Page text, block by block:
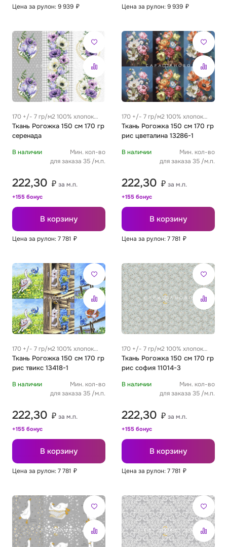
Цена за рулон: 9 939 ₽ Цена за рулон: 9 939 ₽
170 +/- 7 гр/м2 100% хлопок
0.31 м
Ткань Рогожка 150 см 170 гр
серенада
В наличии
Мин. кол-во
для заказа 35 /м.п.
222,30 ₽ за м.п.
+155 бонус
В корзину
Цена за рулон: 7 781 ₽
170 +/- 7 гр/м2 100% хлопок
0.31 м
Ткань Рогожка 150 см 170 гр
рис цветалина 13286-1
В наличии
Мин. кол-во
для заказа 35 /м.п.
222,30 ₽ за м.п.
+155 бонус
В корзину
Цена за рулон: 7 781 ₽
170 +/- 7 гр/м2 100% хлопок
0.31 м
Ткань Рогожка 150 см 170 гр
рис твикс 13418-1
В наличии
Мин. кол-во
для заказа 35 /м.п.
222,30 ₽ за м.п.
+155 бонус
В корзину
Цена за рулон: 7 781 ₽
170 +/- 7 гр/м2 100% хлопок
0.31 м
Ткань Рогожка 150 см 170 гр
рис софия 11014-3
В наличии
Мин. кол-во
для заказа 35 /м.п.
222,30 ₽ за м.п.
+155 бонус
В корзину
Цена за рулон: 7 781 ₽